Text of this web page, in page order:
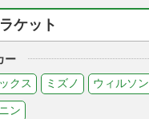
ラケット
ー
クス
ミズノ ウィルソン
ン